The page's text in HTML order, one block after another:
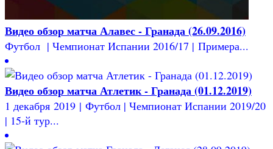
Видео обзор матча Алавес - Гранада (26.09.2016)
Футбол | Чемпионат Испании 2016/17 | Примера...
Видео обзор матча Атлетик - Гранада (01.12.2019)
1 декабря 2019 | Футбол | Чемпионат Испании 2019/20
| 15-й тур...